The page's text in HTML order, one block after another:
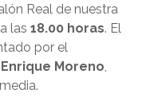
Real de nuestra
las 18.00 horas. El
por el
Moreno,